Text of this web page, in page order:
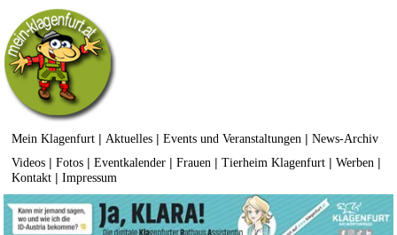
Mein Klagenfurt | Aktuelles |Events und Veranstaltungen |News-Archiv
Videos |Fotos |Eventkalender |Frauen |Tierheim Klagenfurt |Werben |
Kontakt |Impressum